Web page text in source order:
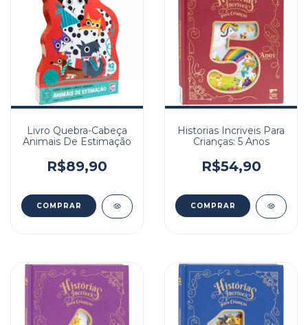
Livro Quebra-Cabeça
Animais De Estimação
R$89,90
Historias Incriveis Para
Crianças: 5 Anos
R$54,90